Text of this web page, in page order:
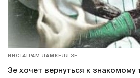
ИНСТАГРАМ ЛАМКЕЛЯ ЗЕ
Зе хочет вернуться к знакомому